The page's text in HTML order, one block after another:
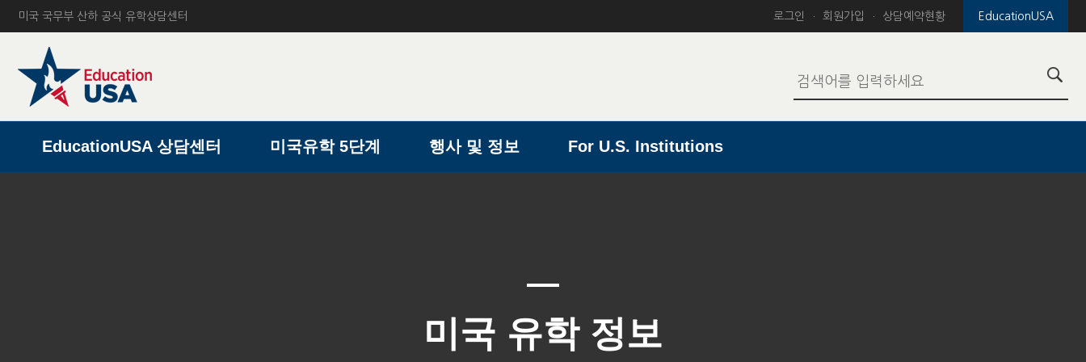
미국 국무부 산하 공식 유학상담센터 EducationUSA
로그인 회원가입 상담예약현황
EducationUSA 상담센터 미국유학 5단계 행사 및 정보 For U.S. Institutions
미국 유학 정보